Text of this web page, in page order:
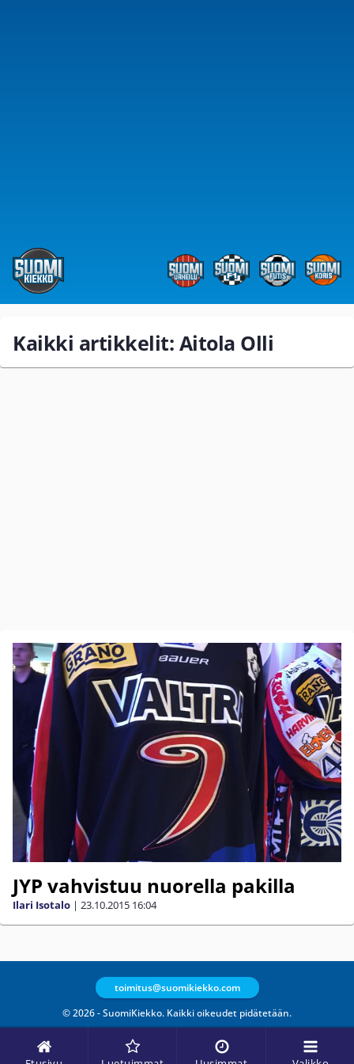
Kaikki artikkelit: Aitola Olli
JYP vahvistuu nuorella pakilla
Ilari Isotalo | 23.10.2015 16:04
© 2026 - SuomiKiekko. Kaikki oikeudet pidätetään.
toimitus@suomikiekko.com